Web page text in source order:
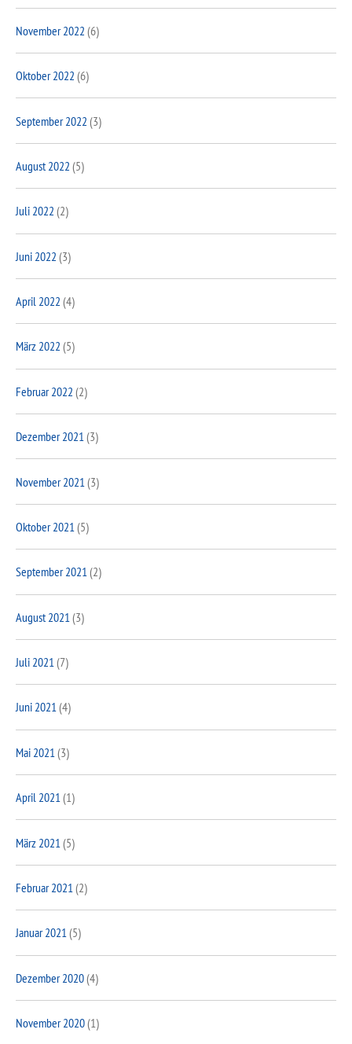
November 2022 (6)
Oktober 2022 (6)
September 2022 (3)
August 2022 (5)
Juli 2022 (2)
Juni 2022 (3)
April 2022 (4)
März 2022 (5)
Februar 2022 (2)
Dezember 2021(3)
November 2021 (3)
Oktober 2021 (5)
September 2021(2)
August 2021 (3)
Juli 2021(7)
Juni 2021(4)
Mai 2021 (3)
April 2021(1)
März 2021 (5)
Februar 2021 (2)
Januar 2021(5)
Dezember 2020(4)
November 2020(1)